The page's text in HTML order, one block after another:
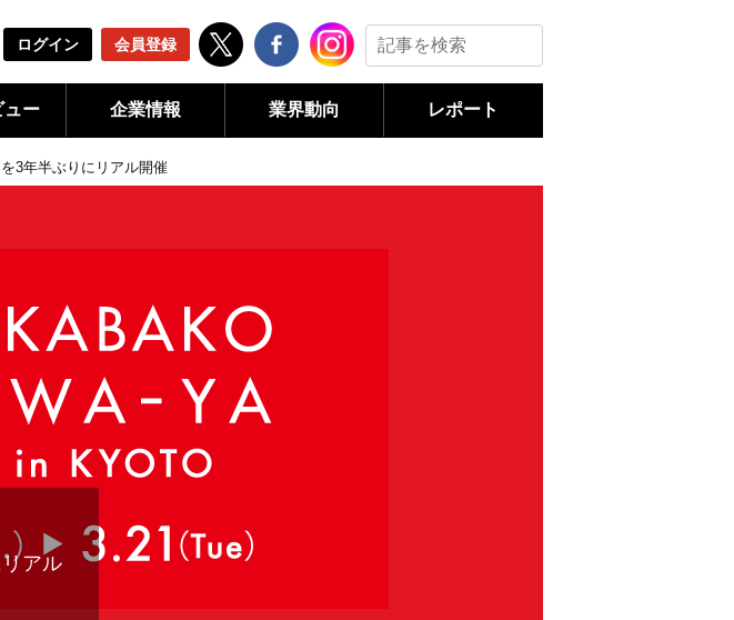
ログイン 会員登録
ュー 企業情報 業界動向 レポート
3年半ぶりにリアル開催
アル